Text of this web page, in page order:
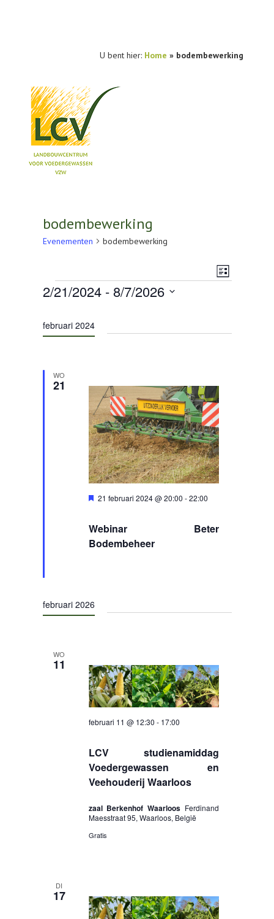
U bent hier: Home » bodembewerking
AGENDA
CONTACT
bodembewerking
Evenementen bodembewerking
Lijst
Evenementen
2/21/2024 - 8/7/2026
datum.
februari 2024
WO
21
Webinar Beter
Bodembeheer
Uitgelicht
21 februari 2024 @ 20:00 -22:00
februari 2026
WO
11
LCV studienamiddag
Voedergewassen en
Veehouderij Waarloos
februari 11 @ 12:30 - 17:00
zaal Berkenhof Waarloos Ferdinand
Maesstraat 95, Waarloos, België
Gratis
DI
17